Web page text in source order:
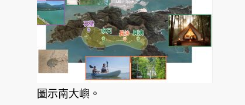
圖示南大嶼。